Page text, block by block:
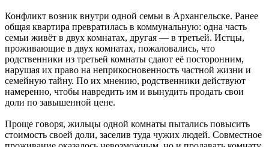
Конфликт возник внутри одной семьи в Архангельске. Ранее
общая квартира превратилась в коммунальную: одна часть
семьи живёт в двух комнатах, другая — в третьей. Истцы,
проживающие в двух комнатах, пожаловались, что
родственники из третьей комнаты сдают её посторонним,
нарушая их право на неприкосновенность частной жизни и
семейную тайну. По их мнению, родственники действуют
намеренно, чтобы навредить им и вынудить продать свои
доли по завышенной цене.
Проще говоря, жильцы одной комнаты пытались повысить
стоимость своей доли, заселив туда чужих людей. Совместное